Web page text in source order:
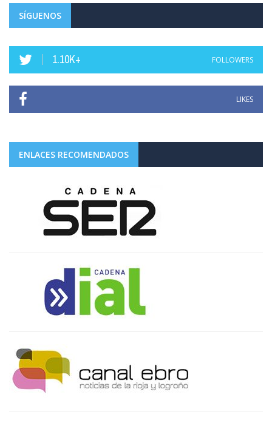
SÍGUENOS
1.10K+ FOLLOWERS
LIKES
ENLACES RECOMENDADOS